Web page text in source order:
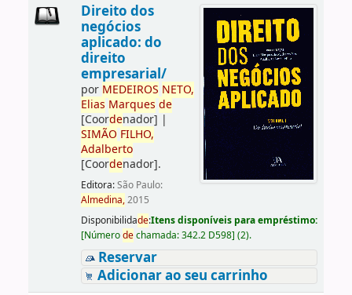
Direito dos
negócios
aplicado: do
direito
empresarial/
por MEDEIROS NETO,
Elias Marques de
[Coordenador] |
SIMÃO FILHO,
Adalberto
[Coordenador].
Editora:São Paulo:
Almedina,2015
Disponibilidade:Itens disponíveis para empréstimo:
[Númerodechamada:342.2 D598] (2).
Reservar
Adicionar ao seu carrinho